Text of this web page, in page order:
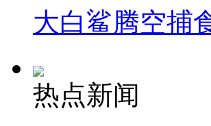
大白鲨腾空捕
热点新闻